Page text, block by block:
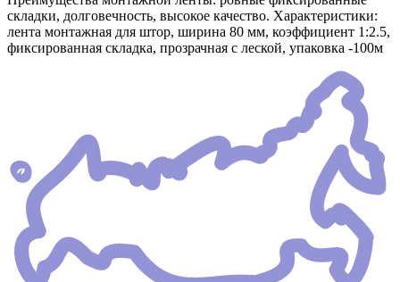
складки, долговечность, высокое качество. Характеристики:
лента монтажная для штор, ширина 80 мм, коэффициент 1:2.5,
фиксированная складка, прозрачная с леской, упаковка -100м